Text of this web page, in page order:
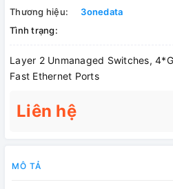
Thương hiệu:
3onedata
Tình trạng:
Layer 2 Unmanaged Switches,
Fast Ethernet Ports
Liên hệ
MÔ TẢ